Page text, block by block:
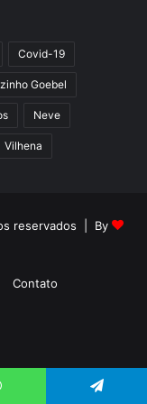
Covid-19
Goebel
Neve
Vilhena
reservados | By
Contato